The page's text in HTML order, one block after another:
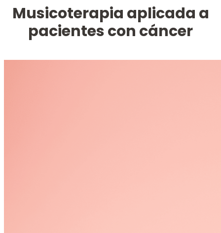
Musicoterapia aplicada a
pacientes con cáncer